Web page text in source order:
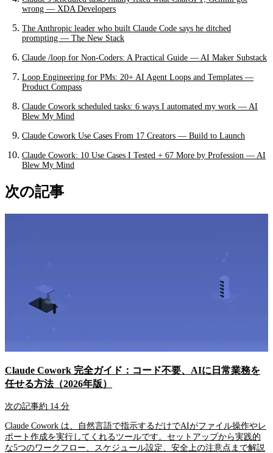
wrong — XDA Developers
The Anthropic leader who built Claude Code says he ditched
prompting — The New Stack
Claude /loop for Non-Coders: A Practical Guide — AI Maker Substack
Loop Engineering for PMs: 20+ AI Agent Loops and Templates —
Product Compass
Claude Cowork scheduled tasks: 6 ways I automated my work — AI
Blew My Mind
Claude Cowork Use Cases From 17 Creators — Build to Launch
Claude Cowork: 10 Use Cases I Tested + 67 More by Profession — AI
Blew My Mind
次の記事
Claude Cowork 完全ガイド：コード不要、AIに日常業務を
任せる方法（2026年版）
次の記事約 14 分
Claude Cowork は、自然言語で指示するだけでAIがファイル操作やレ
ポート作成を実行してくれるツールです。セットアップから実践的
な5つのワークフロー、スケジュール設定、安全上の注意点まで解説